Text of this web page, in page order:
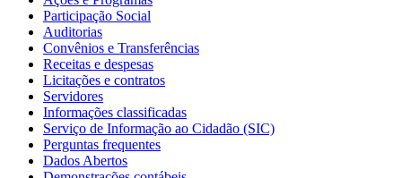
Participação Social
Auditorias
Convênios e Transferências
Receitas e despesas
Licitações e contratos
Servidores
Informações classificadas
Serviço de Informação ao Cidadão (SIC)
Perguntas frequentes
Dados Abertos